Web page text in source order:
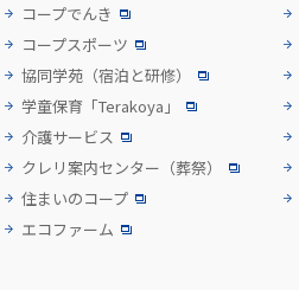
コープでんき
コープスポーツ
協同学苑 （宿泊と研修）
学童保育「Terakoya」
介護サービス
クレリ案内センター （葬祭）
住まいのコープ
エコファーム